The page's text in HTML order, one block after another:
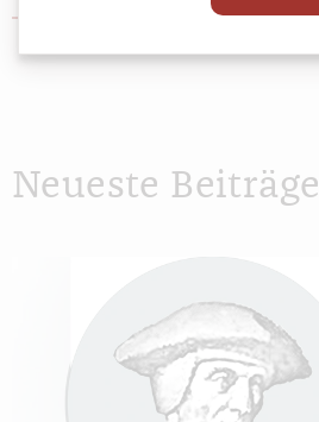
Neueste Beiträge